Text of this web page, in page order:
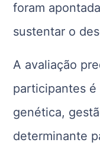
foram
sustentar o
A avaliação
participantes
genética,
determinante